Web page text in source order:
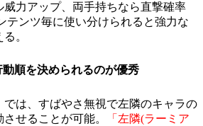
威力アップ、両手持ちなら直撃確率
テンツ毎に使い分けられると強力な
。
順を決められるのが優秀
では、すばやさ無視で左隣のキャラの
せることが可能。
「左隣(ラーミア